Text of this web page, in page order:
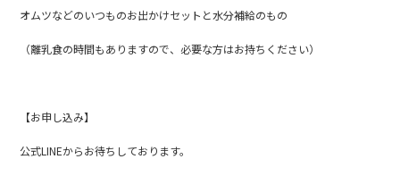
オムツなどのいつものお出かけセットと水分補給のもの
（離乳食の時間もありますので、必要な方はお持ちください）
【お申し込み】
公式LINEからお待ちしております。